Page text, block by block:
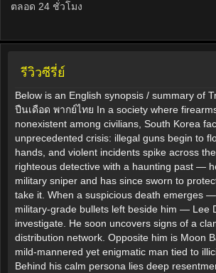
ตลอด 24 ชั่วโมง
รีวิวซีรี่ย์
Below is an English synopsis / summary of
ปืนเดือด พากย์ไทย In a society where
nonexistent among civilians, South Korea
unprecedented crisis: illegal guns begin to
hands, and violent incidents spike across
righteous detective with a haunting past —
military sniper and has since sworn to
take it. When a suspicious death emerges
military-grade bullets left beside him — Lee
investigate. He soon uncovers signs of a
distribution network. Opposite him is Moon
mild-mannered yet enigmatic man tied to
Behind his calm persona lies deep